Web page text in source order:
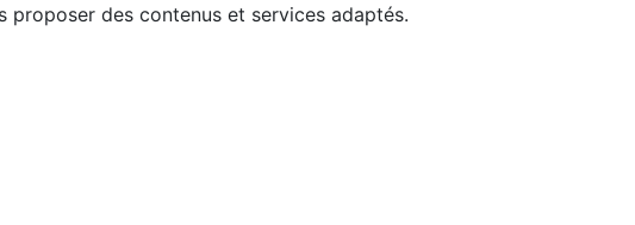
des contenus et services adaptés.